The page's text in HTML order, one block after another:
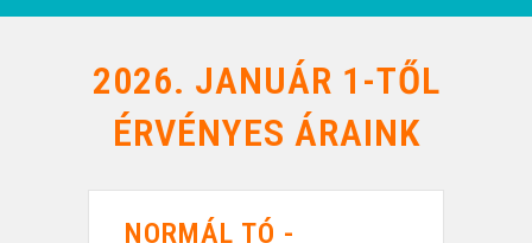
2026. JANUÁR 1-TŐL
ÉRVÉNYES ÁRAINK
NORMÁL TÓ -